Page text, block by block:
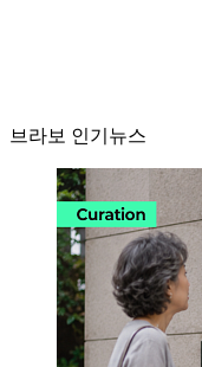
브라보 인기뉴스